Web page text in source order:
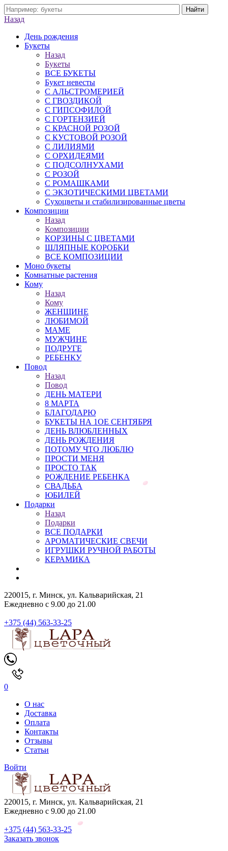
Назад
День рождения
Букеты
Назад
Букеты
ВСЕ БУКЕТЫ
Букет невесты
С АЛЬСТРОМЕРИЕЙ
С ГВОЗДИКОЙ
С ГИПСОФИЛОЙ
С ГОРТЕНЗИЕЙ
С КРАСНОЙ РОЗОЙ
С КУСТОВОЙ РОЗОЙ
С ЛИЛИЯМИ
С ОРХИДЕЯМИ
С ПОДСОЛНУХАМИ
С РОЗОЙ
С РОМАШКАМИ
С ЭКЗОТИЧЕСКИМИ ЦВЕТАМИ
Сухоцветы и стабилизированные цветы
Композиции
Назад
Композиции
КОРЗИНЫ С ЦВЕТАМИ
ШЛЯПНЫЕ КОРОБКИ
ВСЕ КОМПОЗИЦИИ
Моно букеты
Комнатные растения
Кому
Назад
Кому
ЖЕНЩИНЕ
ЛЮБИМОЙ
МАМЕ
МУЖЧИНЕ
ПОДРУГЕ
РЕБЕНКУ
Повод
Назад
Повод
ДЕНЬ МАТЕРИ
8 МАРТА
БЛАГОДАРЮ
БУКЕТЫ НА 1ОЕ СЕНТЯБРЯ
ДЕНЬ ВЛЮБЛЕННЫХ
ДЕНЬ РОЖДЕНИЯ
ПОТОМУ ЧТО ЛЮБЛЮ
ПРОСТИ МЕНЯ
ПРОСТО ТАК
РОЖДЕНИЕ РЕБЕНКА
СВАДЬБА
ЮБИЛЕЙ
Подарки
Назад
Подарки
ВСЕ ПОДАРКИ
АРОМАТИЧЕСКИЕ СВЕЧИ
ИГРУШКИ РУЧНОЙ РАБОТЫ
КЕРАМИКА
220015, г. Минск, ул. Кальварийская, 21
Ежедневно с 9.00 до 21.00
+375 (44) 563-33-25
0
О нас
Доставка
Оплата
Контакты
Отзывы
Статьи
Войти
220015, г. Минск, ул. Кальварийская, 21
Ежедневно с 9.00 до 21.00
+375 (44) 563-33-25
Заказать звонок